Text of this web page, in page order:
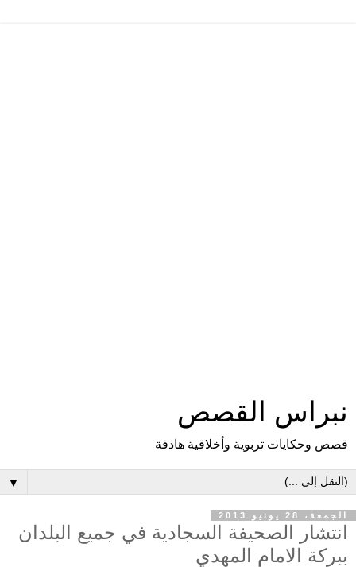
نبراس القصص
قصص وحكايات تربوية وأخلاقية هادفة
▼
الجمعة، 28 يونيو 2013
انتشار الصحيفة السجادية في جميع البلدان
ببركة الامام المهدي